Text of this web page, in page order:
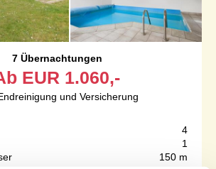
7 Übernachtungen
EUR 1.060,-
und Versicherung
4
1
150 m